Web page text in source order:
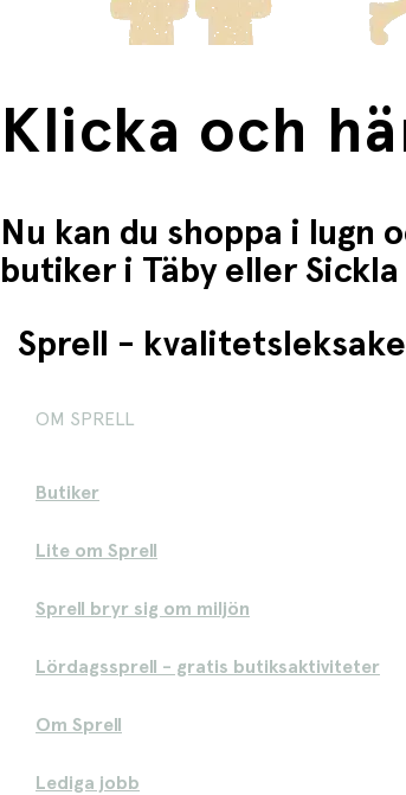
Klicka och
Nu kan du shoppa i lugn
butiker i Täby eller
Sprell -
OM SPRELL
Butiker
Lite om Sprell
Sprell bryr sig om miljön
Lördagssprell - gratis butiksaktiviteter
Om Sprell
Lediga jobb